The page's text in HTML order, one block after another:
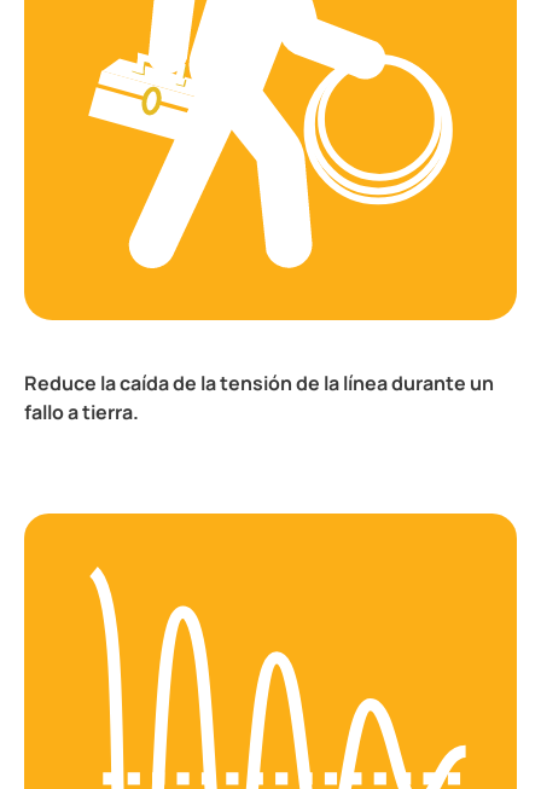
Reduce la caída de la tensión de la línea durante un
fallo a tierra.